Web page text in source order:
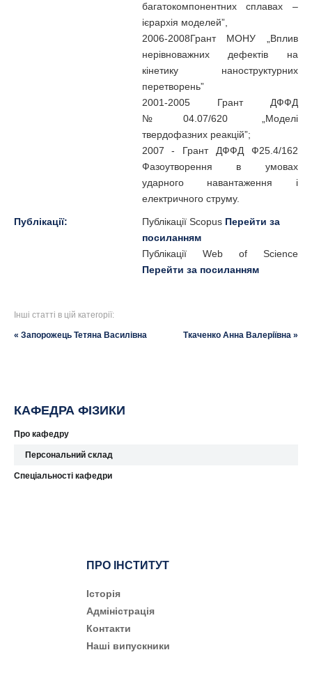
багатокомпонентних сплавах –
ієрархія моделей”,
2006-2008Грант МОНУ „Вплив
нерівноважних дефектів на
кінетику наноструктурних
перетворень”
2001-2005 Грант ДФФД
№04.07/620 „Моделі
твердофазних реакцій”;
2007 - Грант ДФФД Ф25.4/162
Фазоутворення в умовах
ударного навантаження і
електричного струму.
Публікації: Публікації Scopus Перейти за
посиланням
Публікації Web of Science
Перейти за посиланням
Інші статті в цій категорії:
« Запорожець Тетяна Василівна Ткаченко Анна Валеріївна »
КАФЕДРА ФІЗИКИ
Про кафедру
Персональний склад
Спеціальності кафедри
ПРО ІНСТИТУТ
Історія
Адміністрація
Контакти
Наші випускники